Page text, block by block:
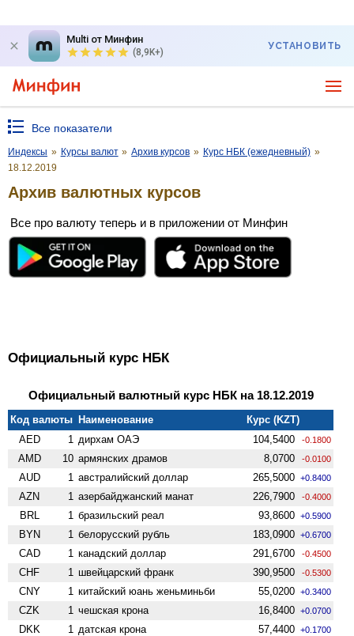
Multi от Минфин
(8,9K+)
УСТАНОВИТЬ
Все показатели
Индексы » Курсы валют » Архив курсов » Курс НБК (ежедневный) »
18.12.2019
Архив валютных курсов
Все про валюту теперь и в приложении от Минфин
Официальный курс НБК
Официальный валютный курс НБК на 18.12.2019
Код валюты Наименование
Курс (KZT)
AED
1 дирхам ОАЭ 104,5400 -0.1800
AMD 10 армянских драмов 8,0700 -0.0100
AUD 1 австралийский доллар 265,5000 +0.8400
AZN 1 азербайджанский манат 226,7900 -0.4000
BRL 1 бразильский реал 93,8600 +0.5900
BYN 1 белорусский рубль 183,0900 +0.6700
CAD 1 канадский доллар 291,6700 -0.4500
CHF 1 швейцарский франк 390,9500 -0.5300
CNY 1 китайский юань женьминьби 55,0200 +0.3400
CZK 1 чешская крона 16,8400 +0.0700
DKK 1 датская крона 57,4400 +0.1700